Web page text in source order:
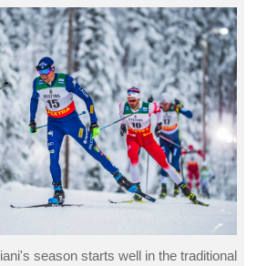
season starts well in the traditional